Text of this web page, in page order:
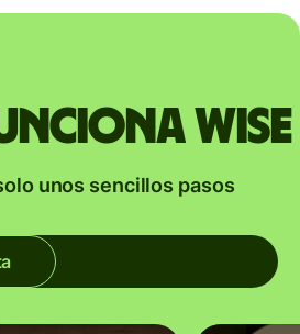
Wise
unos sencillos pasos